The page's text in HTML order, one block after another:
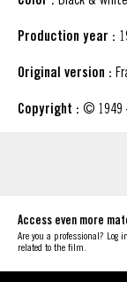
Production year :
Original version :
Copyright : © 1949 –
Access even more
Are you a professional? Log
related to the film.